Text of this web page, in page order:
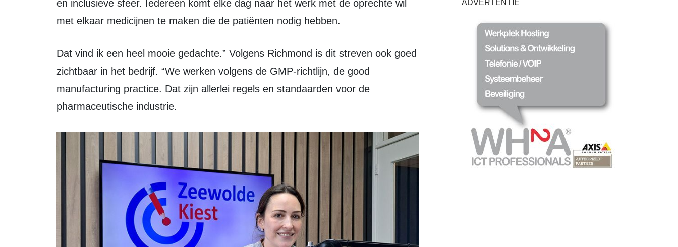
en inclusieve sfeer. Iedereen komt elke dag naar het werk met de oprechte wil
met elkaar medicijnen te maken die de patiënten nodig hebben.
Dat vind ik een heel mooie gedachte.” Volgens Richmond is dit streven ook goed
zichtbaar in het bedrijf. “We werken volgens de GMP-richtlijn, de good
manufacturing practice. Dat zijn allerlei regels en standaarden voor de
pharmaceutische industrie.
ADVERTENTIE